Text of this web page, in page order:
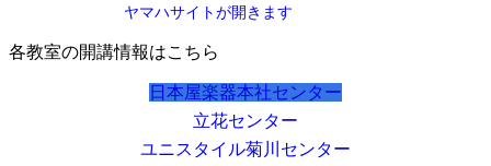
ヤマハサイトが開きます
各教室の開講情報はこちら
日本屋楽器本社センター
立花センター
ユニスタイル菊川センター